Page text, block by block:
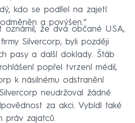
kdo se podílel na zajetí
a povýšen.“
oznámil, že dva občané USA,
Silvercorp, byli později
pasy a další doklady. Štáb
popřel tvrzení médií,
k násilnému odstranění
neudržoval žádné
za akci. Vybídl také
práv zajatců.